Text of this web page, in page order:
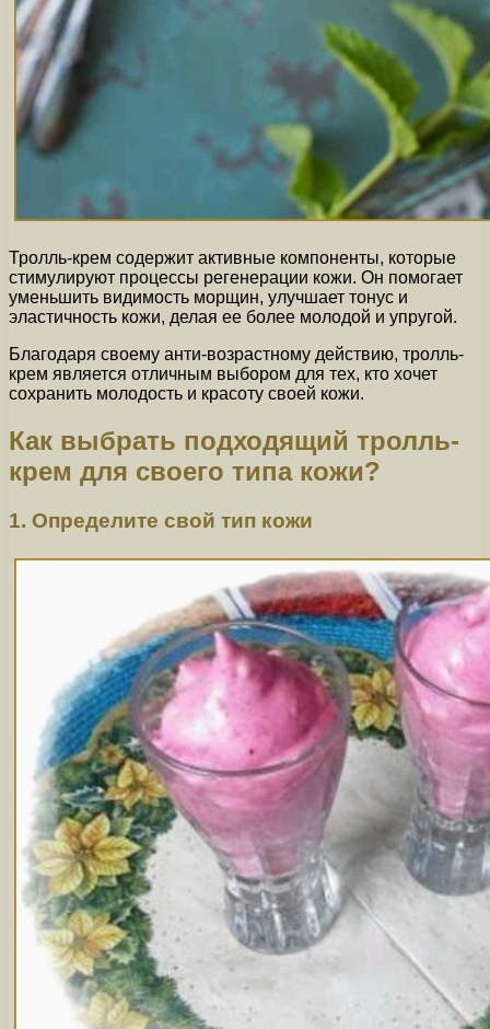
Тролль-крем содержит активные компоненты, которые
стимулируют процессы регенерации кожи. Он помогает
уменьшить видимость морщин, улучшает тонус и
эластичность кожи, делая ее более молодой и упругой.
Благодаря своему анти-возрастному действию, тролль-
крем является отличным выбором для тех, кто хочет
сохранить молодость и красоту своей кожи.
Как выбрать подходящий тролль-
крем для своего типа кожи?
1. Определите свой тип кожи